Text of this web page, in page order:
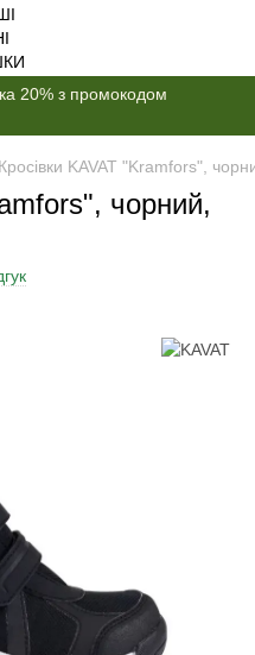
20% з промокодом
Кросівки KAVAT "Kramfors",
чорний,